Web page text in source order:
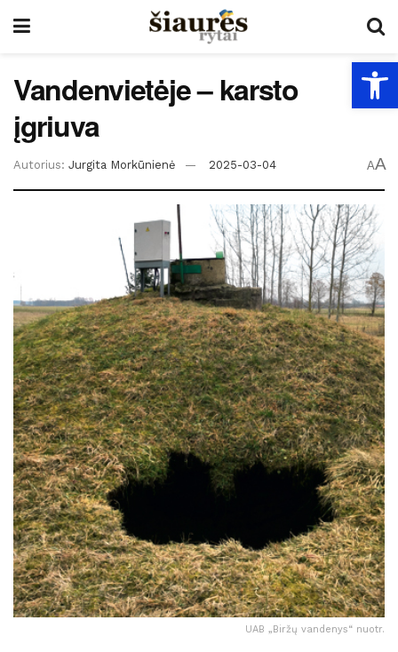
Vandenvietėje – karsto
įgriuva
Autorius: Jurgita Morkūnienė 2025-03-04 AA
UAB „Biržų vandenys“ nuotr.